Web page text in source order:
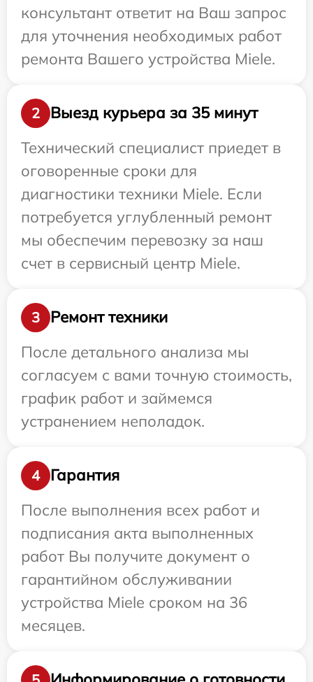
консультант ответит на Ваш запрос
для уточнения необходимых работ
ремонта Вашего устройства Miele.
2
Выезд курьера за 35 минут
Технический специалист приедет в
оговоренные сроки для
диагностики техники Miele. Если
потребуется углубленный ремонт
мы обеспечим перевозку за наш
счет в сервисный центр Miele.
3
Ремонт техники
После детального анализа мы
согласуем с вами точную стоимость,
график работ и займемся
устранением неполадок.
4
Гарантия
После выполнения всех работ и
подписания акта выполненных
работ Вы получите документ о
гарантийном обслуживании
устройства Miele сроком на 36
месяцев.